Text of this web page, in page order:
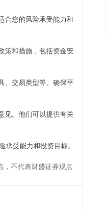
合您的风险承受能力和
策和措施，包括资金安
、交易类型等。确保平
见。他们可以提供有关
受能力和投资目标。
，不代表财盛证券观点